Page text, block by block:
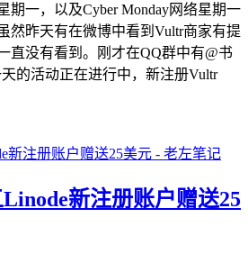
期一，以及Cyber Monday网络星期一
然昨天有在微博中看到Vultr商家有提
直没有看到。刚才在QQ群中有@书
的活动正在进行中，新注册Vultr
新注册账户赠送25